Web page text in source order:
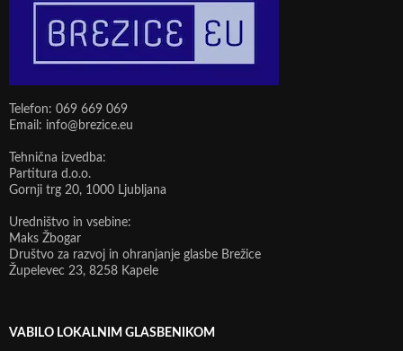
Telefon: 069 669 069
Email: info@brezice.eu
Tehnična izvedba:
Partitura d.o.o.
Gornji trg 20, 1000 Ljubljana
Uredništvo in vsebine:
Maks Žbogar
Društvo za razvoj in ohranjanje glasbe Brežice
Župelevec 23, 8258 Kapele
VABILO LOKALNIM GLASBENIKOM